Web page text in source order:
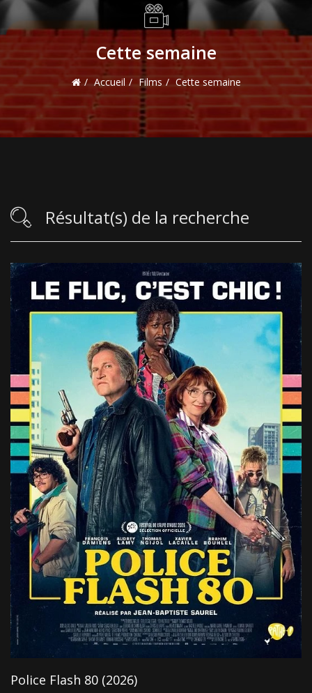
Cette semaine
Accueil Films Cette semaine
Résultat(s) de la recherche
Police Flash 80 (2026)